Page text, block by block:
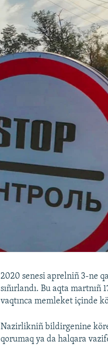
2020 senesi aprelniñ 3-ne
sıñırlandı. Bu aqta
vaqtınca memleket içinde
Nazirlikniñ bildirgenine
qorumaq ya da halqara